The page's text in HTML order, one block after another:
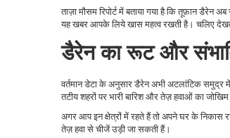
ताज़ा मौसम रिपोर्ट में बताया गया है कि तूफ़ान
यह खबर आपके लिये खास महत्व रखती है। चलिए
डैरेन का रूट और
वर्तमान डेटा के अनुसार डैरेन अभी अटलांटिक समुद्र
तटीय शहरों पर भारी बारिश और तेज़ हवाओं का
अगर आप इन क्षेत्रों में रहते हैं तो अपने घर के निकास
तेज़ हवा से चीजें उड़ी जा सकती हैं।